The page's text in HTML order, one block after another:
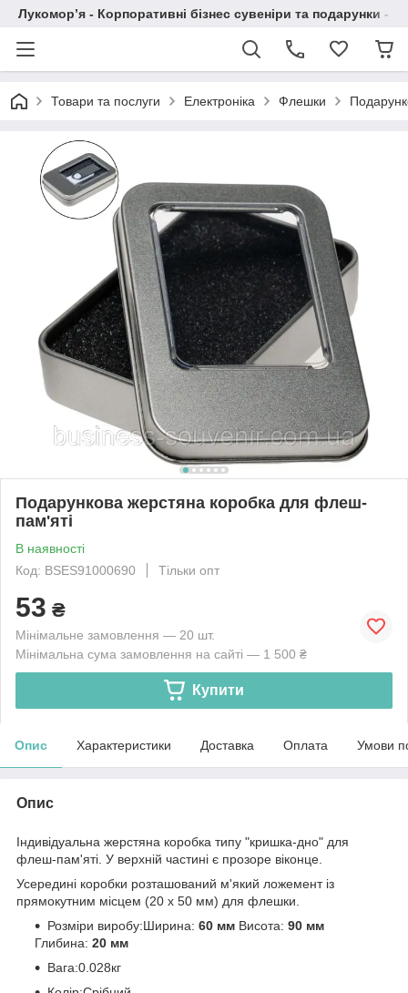
Лукомор’я - Корпоративні бізнес сувеніри та подарунки -
Товари та послуги Електроніка Флешки
Подарункова жерстяна коробка для флеш-
пам'яті
В наявності
Код: BSES91000690
Тільки опт
53 ₴
Мінімальне замовлення — 20 шт.
Мінімальна сума замовлення на сайті — 1 500 ₴
Купити
Опис Характеристики Доставка Оплата Умови
Опис
Індивідуальна жерстяна коробка типу "кришка-дно" для
флеш-пам'яті. У верхній частині є прозоре віконце.
Усередині коробки розташований м'який ложемент із
прямокутним місцем (20 x 50 мм) для флешки.
Розміри виробу:Ширина: 60 мм Висота: 90 мм
Глибина: 20 мм
Вага:0.028кг